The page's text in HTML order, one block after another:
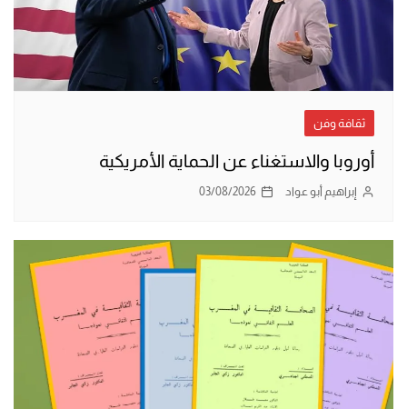
ثقافة وفن
أوروبا والاستغناء عن الحماية الأمريكية
إبراهيم أبو عواد 03/08/2026